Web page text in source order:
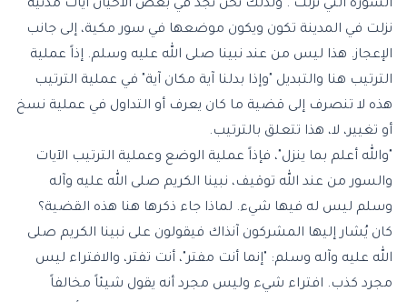
السورة التي نزلت". ولذلك نحن نجد في بعض الأحيان آيات مدنية
نزلت في المدينة تكون ويكون موضعها في سور مكية، إلى جانب
الإعجاز. هذا ليس من عند نبينا صلى الله عليه وسلم. إذاً عملية
الترتيب هنا والتبديل "وإذا بدلنا آية مكان آية" في عملية الترتيب
هذه لا تنصرف إلى قضية ما كان يعرف أو التداول في عملية نسخ
أو تغيير، لا، هذا تتعلق بالترتيب.
"والله أعلم بما ينزل"، فإذاً عملية الوضع وعملية الترتيب الآيات
والسور من عند الله توقيف، نبينا الكريم صلى الله عليه وآله
وسلم ليس له فيها شيء. لماذا جاء ذكرها هنا هذه القضية؟
كان يُشار إليها المشركون آنذاك فيقولون على نبينا الكريم صلى
الله عليه وآله وسلم: "إنما أنت مفتر"، أنت تفتر، والافتراء ليس
مجرد كذب. افتراء شيء وليس مجرد أنه يقول شيئاً مخالفاً